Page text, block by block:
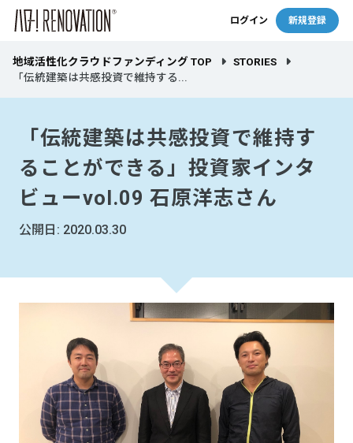
ログイン 新規登録
地域活性化クラウドファンディング TOP
STORIES
「伝統建築は共感投資で維持する...
「伝統建築は共感投資で維持す
ることができる」投資家インタ
ビューvol.09 石原洋志さん
公開日: 2020.03.30